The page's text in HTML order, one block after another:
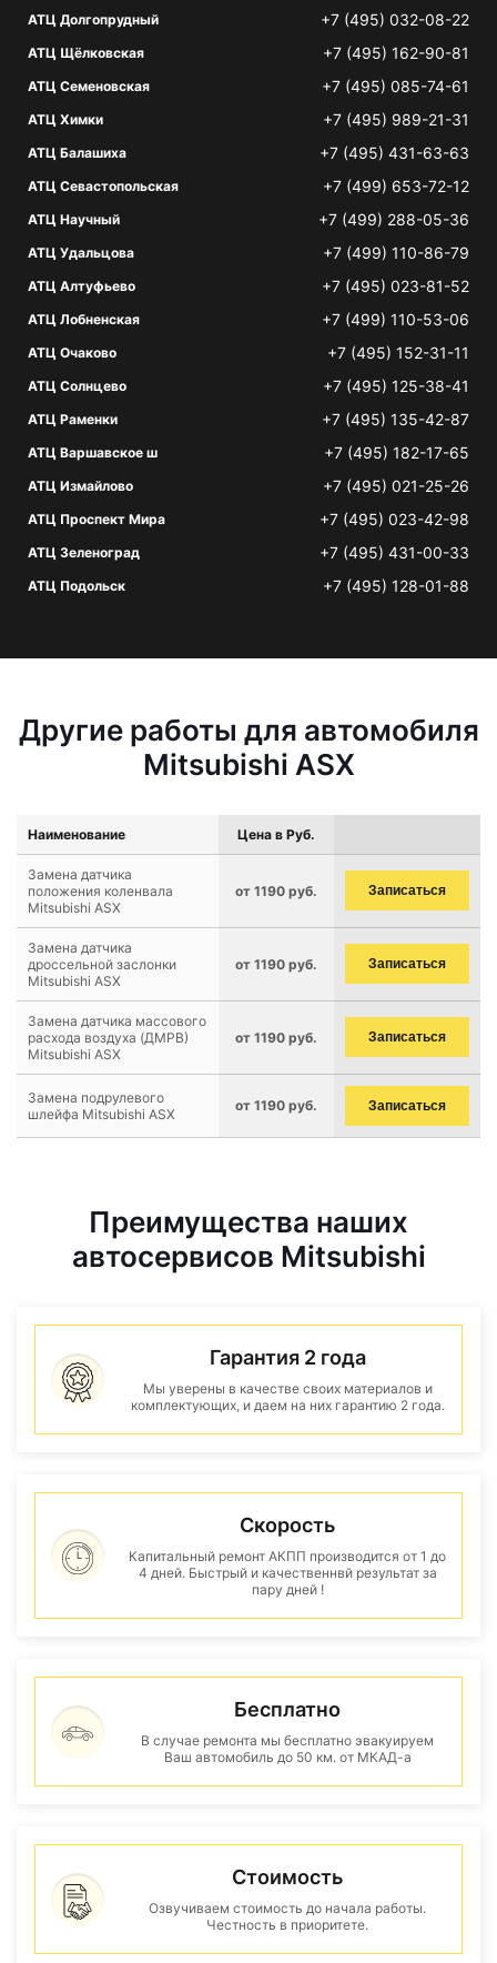
АТЦ Долгопрудный +7 (495) 032-08-22
АТЦ Щёлковская +7 (495) 162-90-81
АТЦ Семеновская +7 (495) 085-74-61
АТЦ Химки +7 (495) 989-21-31
АТЦ Балашиха +7 (495) 431-63-63
АТЦ Севастопольская +7 (499) 653-72-12
АТЦ Научный +7 (499) 288-05-36
АТЦ Удальцова +7 (499) 110-86-79
АТЦ Алтуфьево +7 (495) 023-81-52
АТЦ Лобненская +7 (499) 110-53-06
АТЦ Очаково +7 (495) 152-31-11
АТЦ Солнцево +7 (495) 125-38-41
АТЦ Раменки +7 (495) 135-42-87
АТЦ Варшавское ш +7 (495) 182-17-65
АТЦ Измайлово +7 (495) 021-25-26
АТЦ Проспект Мира +7 (495) 023-42-98
АТЦ Зеленоград +7 (495) 431-00-33
АТЦ Подольск +7 (495) 128-01-88
Другие работы для автомобиля
Mitsubishi ASX
Наименование Цена в Руб.
Замена датчика
положения коленвала
Mitsubishi ASX
от 1190 руб. Записаться
Замена датчика
дроссельной заслонки
Mitsubishi ASX
от 1190 руб. Записаться
Замена датчика массового
расхода воздуха (ДМРВ)
Mitsubishi ASX
от 1190 руб. Записаться
Замена подрулевого
шлейфа Mitsubishi ASX
от 1190 руб. Записаться
Преимущества наших
автосервисов Mitsubishi
Гарантия 2 года
Мы уверены в качестве своих материалов и
комплектующих, и даем на них гарантию 2 года.
Скорость
Капитальный ремонт АКПП производится от 1 до
4 дней. Быстрый и качественнвй результат за
пару дней !
Бесплатно
В случае ремонта мы бесплатно эвакуируем
Ваш автомобиль до 50 км. от МКАД-а
Стоимость
Озвучиваем стоимость до начала работы.
Честность в приоритете.